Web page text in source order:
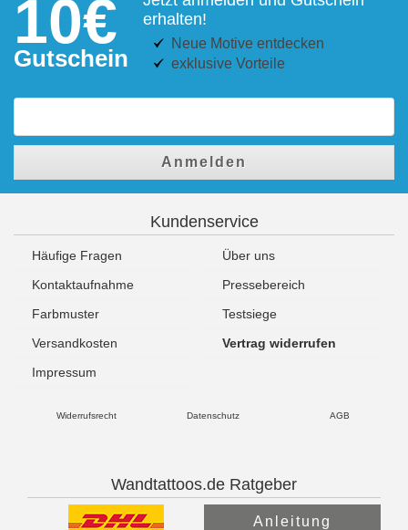
10€
Gutschein
erhalten!
Neue Motive entdecken
exklusive Vorteile
Anmelden
Kundenservice
Häufige Fragen
Über uns
Kontaktaufnahme
Pressebereich
Farbmuster
Testsiege
Versandkosten
Vertrag widerrufen
Impressum
Widerrufsrecht Datenschutz AGB
Wandtattoos.de Ratgeber
Anleitung